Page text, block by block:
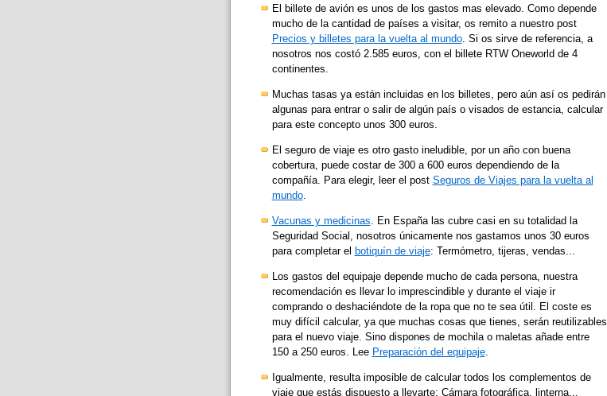
El billete de avión es unos de los gastos mas elevado. Como depende
mucho de la cantidad de países a visitar, os remito a nuestro post
Precios y billetes para la vuelta al mundo. Si os sirve de referencia, a
nosotros nos costó 2.585 euros, con el billete RTW Oneworld de 4
continentes.
Muchas tasas ya están incluidas en los billetes, pero aún así os pedirán
algunas para entrar o salir de algún país o visados de estancia, calcular
para este concepto unos 300 euros.
El seguro de viaje es otro gasto ineludible, por un año con buena
cobertura, puede costar de 300 a 600 euros dependiendo de la
compañía. Para elegir, leer el post Seguros de Viajes para la vuelta al
mundo.
Vacunas y medicinas . En España las cubre casi en su totalidad la
Seguridad Social, nosotros únicamente nos gastamos unos 30 euros
para completar el botiquín de viaje: Termómetro, tijeras, vendas...
Los gastos del equipaje depende mucho de cada persona, nuestra
recomendación es llevar lo imprescindible y durante el viaje ir
comprando o deshaciéndote de la ropa que no te sea útil. El coste es
muy difícil calcular, ya que muchas cosas que tienes, serán reutilizables
para el nuevo viaje. Sino dispones de mochila o maletas añade entre
150 a 250 euros. Lee Preparación del equipaje.
Igualmente, resulta imposible de calcular todos los complementos de
viaje que estás dispuesto a llevarte: Cámara fotográfica, linterna...